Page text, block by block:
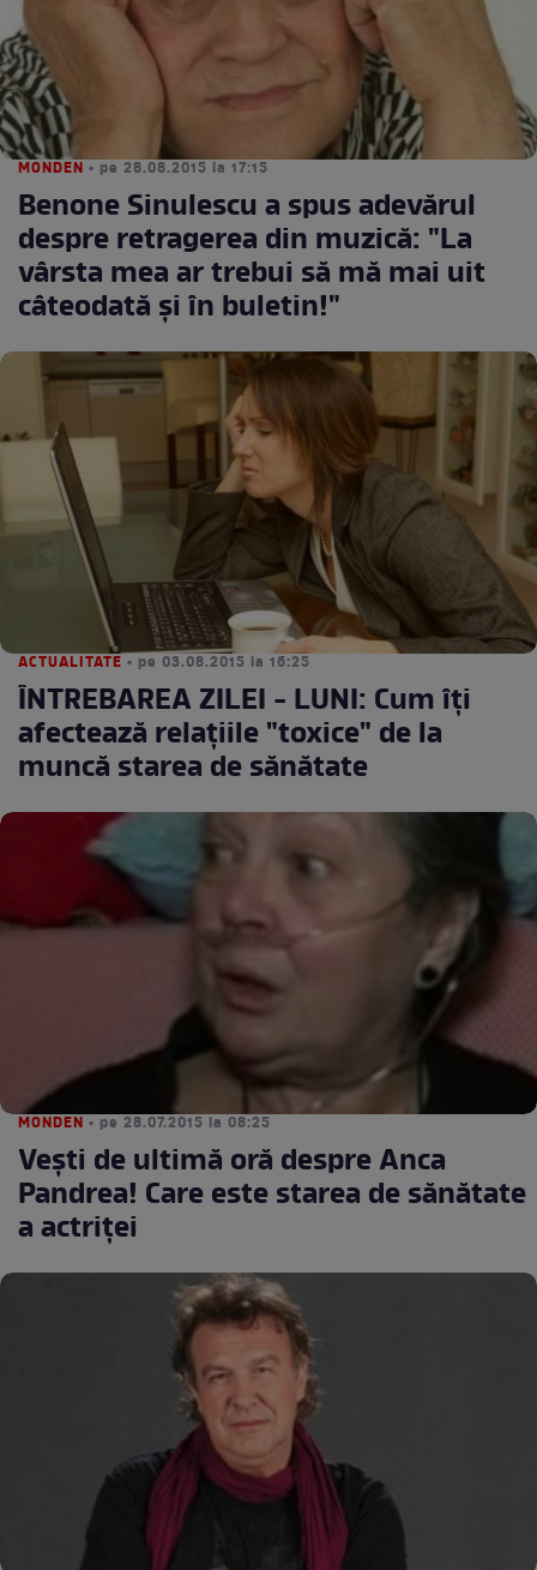
MONDEN • pe 28.08.2015 la 17:15
Benone Sinulescu a spus adevărul
despre retragerea din muzică: "La
vârsta mea ar trebui să mă mai uit
câteodată şi în buletin!"
ACTUALITATE • pe 03.08.2015 la 16:25
ÎNTREBAREA ZILEI - LUNI: Cum îţi
afectează relaţiile "toxice" de la
muncă starea de sănătate
MONDEN • pe 28.07.2015 la 08:25
Veşti de ultimă oră despre Anca
Pandrea! Care este starea de sănătate
a actriţei